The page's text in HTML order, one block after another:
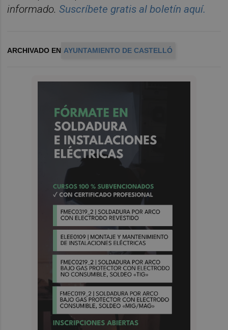
informado. Suscríbete gratis alboletín aquí.
ARCHIVADO EN AYUNTAMIENTO DE CASTELLÓ